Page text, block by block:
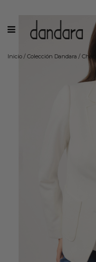
Inicio / Colección Dandara /